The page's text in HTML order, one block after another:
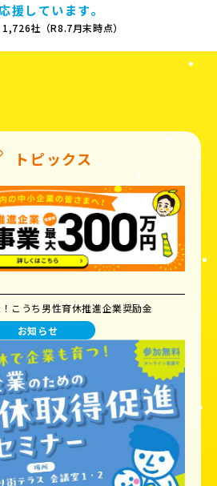
援しています。
社（R8.7月末時点）
トピックス
こうち男性育休推進企業奨励金
お知らせ